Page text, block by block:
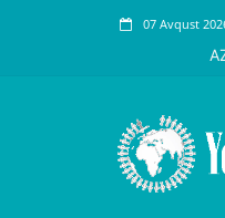
07 Avqust